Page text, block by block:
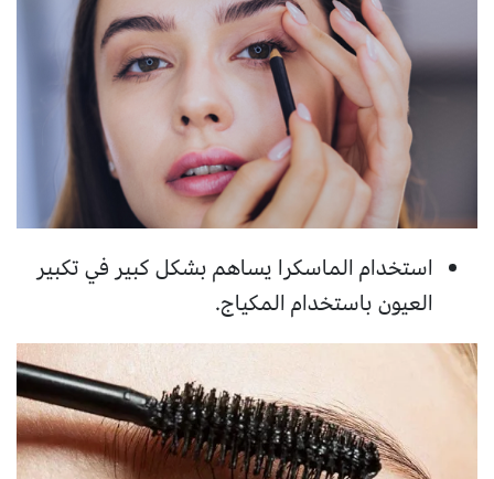
استخدام الماسكرا يساهم بشكل كبير في تكبير
العيون باستخدام المكياج.